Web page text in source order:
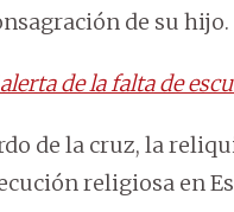
de su hijo.
de la falta de
de la cruz, la
religiosa en